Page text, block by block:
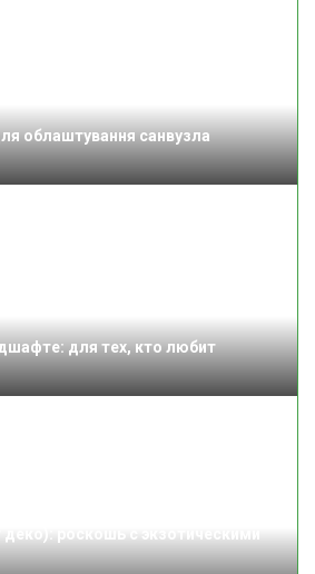
облаштування санвузла
для тех, кто любит